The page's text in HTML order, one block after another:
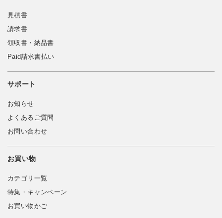
見積書
請求書
領収書・納品書
Paid請求書払い
サポート
お知らせ
よくあるご質問
お問い合わせ
お買い物
カテゴリ一覧
特集・キャンペーン
お買い物かご